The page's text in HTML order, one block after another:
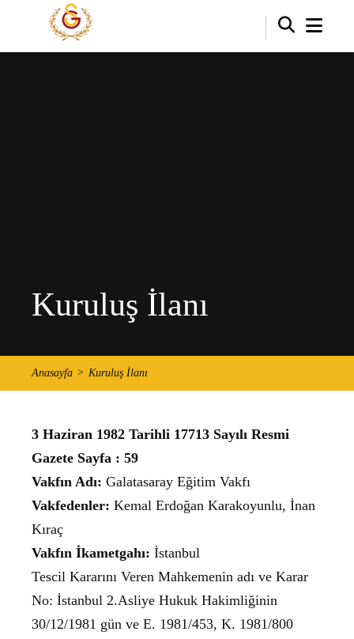
Kuruluş İlanı
Anasayfa Kuruluş İlanı
3 Haziran 1982 Tarihli 17713 Sayılı Resmi
Gazete Sayfa : 59
Vakfın Adı: Galatasaray Eğitim Vakfı
Vakfedenler: Kemal Erdoğan Karakoyunlu, İnan
Kıraç
Vakfın İkametgahı: İstanbul
Tescil Kararını Veren Mahkemenin adı ve Karar
No: İstanbul 2.Asliye Hukuk Hakimliğinin
30/12/1981 gün ve E. 1981/453, K. 1981/800